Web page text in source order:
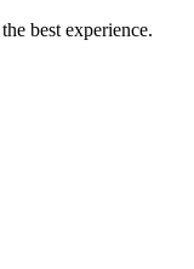
best experience.